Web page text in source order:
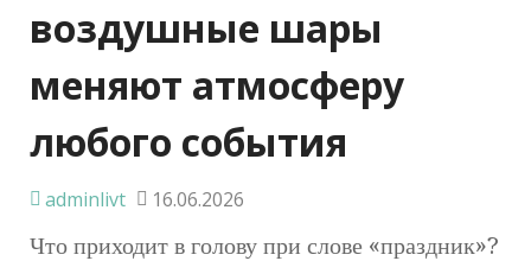
воздушные шары
меняют атмосферу
любого события
adminlivt 16.06.2026
Что приходит в голову при слове «праздник»?